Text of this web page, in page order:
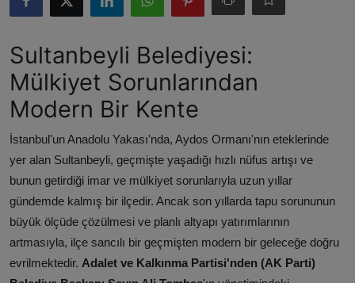
ŞİRKETLER
BELEDİYELER
Sultanbeyli Belediyesi:
Mülkiyet Sorunlarından
Modern Bir Kente
İstanbul'un Anadolu Yakası'nda, Aydos Ormanı'nın eteklerinde
yer alan Sultanbeyli, geçmişte yaşadığı hızlı nüfus artışı ve
bunun getirdiği imar ve mülkiyet sorunlarıyla uzun yıllar
gündemde kalmış bir ilçedir. Ancak son yıllarda tapu sorununun
büyük ölçüde çözülmesi ve planlı altyapı yatırımlarının
artmasıyla, ilçe sancılı bir geçmişten modern bir geleceğe doğru
evrilmektedir. Adalet ve Kalkınma Partisi'nden (AK Parti)